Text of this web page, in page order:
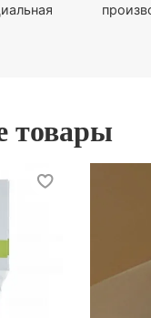
товары